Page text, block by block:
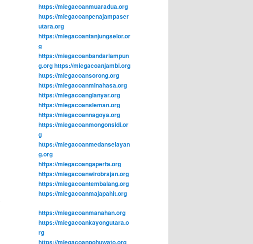
https://miegacoanmuaradua.org
https://miegacoanpenajampaser
utara.org
https://miegacoantanjungselor.or
g
https://miegacoanbandarlampun
g.orghttps://miegacoanjambi.org
https://miegacoansorong.org
https://miegacoanminahasa.org
https://miegacoangianyar.org
https://miegacoansleman.org
https://miegacoannagoya.org
https://miegacoanmongonsidi.or
g
https://miegacoanmedanselayan
g.org
https://miegacoangaperta.org
https://miegacoanwirobrajan.org
https://miegacoantembalang.org
https://miegacoanmajapahit.org
https://miegacoanmanahan.org
https://miegacoankayongutara.o
rg